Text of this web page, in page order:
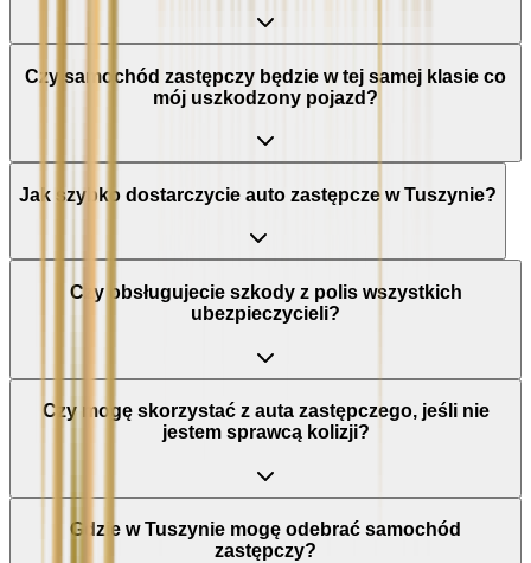
Czy samochód zastępczy będzie w tej samej klasie co
mój uszkodzony pojazd?
Jak szybko dostarczycie auto zastępcze w Tuszynie?
Czy obsługujecie szkody z polis wszystkich
ubezpieczycieli?
Czy mogę skorzystać z auta zastępczego, jeśli nie
jestem sprawcą kolizji?
Gdzie w Tuszynie mogę odebrać samochód
zastępczy?